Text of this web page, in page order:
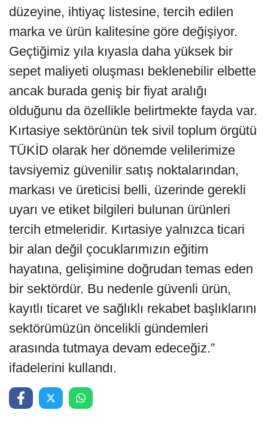
düzeyine, ihtiyaç listesine, tercih edilen
marka ve ürün kalitesine göre değişiyor.
Geçtiğimiz yıla kıyasla daha yüksek bir
sepet maliyeti oluşması beklenebilir elbette
ancak burada geniş bir fiyat aralığı
olduğunu da özellikle belirtmekte fayda var.
Kırtasiye sektörünün tek sivil toplum örgütü
TÜKİD olarak her dönemde velilerimize
tavsiyemiz güvenilir satış noktalarından,
markası ve üreticisi belli, üzerinde gerekli
uyarı ve etiket bilgileri bulunan ürünleri
tercih etmeleridir. Kırtasiye yalnızca ticari
bir alan değil çocuklarımızın eğitim
hayatına, gelişimine doğrudan temas eden
bir sektördür. Bu nedenle güvenli ürün,
kayıtlı ticaret ve sağlıklı rekabet başlıklarını
sektörümüzün öncelikli gündemleri
arasında tutmaya devam edeceğiz.”
ifadelerini kullandı.